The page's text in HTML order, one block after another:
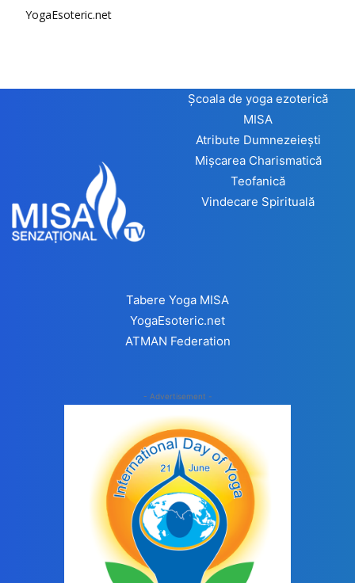
YogaEsoteric.net
Școala de yoga ezoterică
MISA
Atribute Dumnezeiești
Mișcarea Charismatică
Teofanică
Vindecare Spirituală
Tabere Yoga MISA
YogaEsoteric.net
ATMAN Federation
- Advertisement -